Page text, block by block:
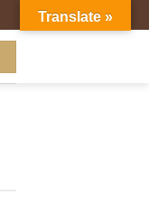
Translate »